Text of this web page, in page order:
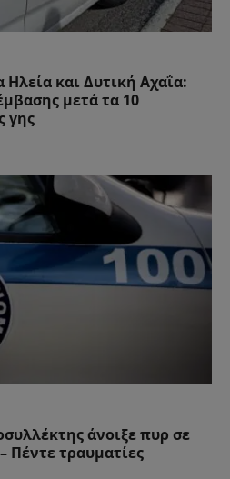
και Δυτική Αχαΐα:
μετά τα 10
γης
άνοιξε πυρ σε
Πέντε τραυματίες